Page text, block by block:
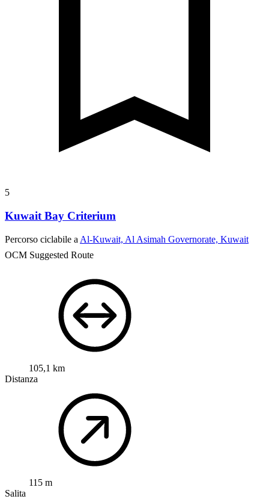
5
Kuwait Bay Criterium
Percorso ciclabile a Al-Kuwait, Al Asimah Governorate, Kuwait
OCM Suggested Route
105,1 km
Distanza
115 m
Salita